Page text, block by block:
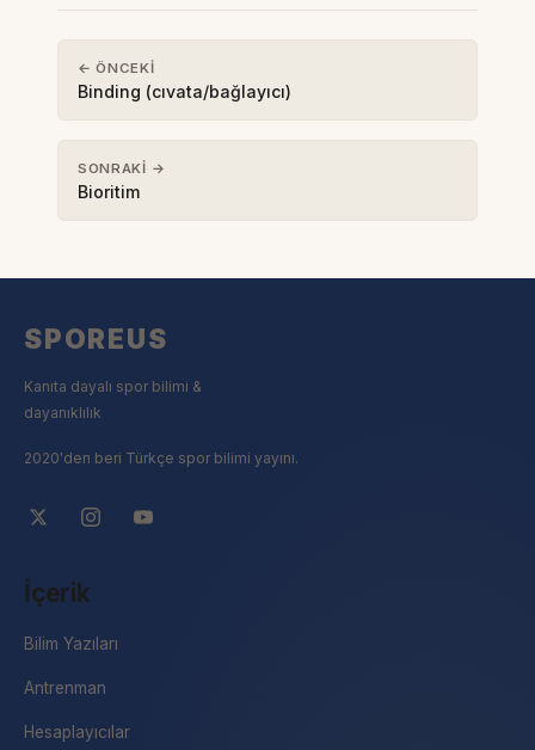
← ÖNCEKI
Binding (cıvata/bağlayıcı)
SONRAKI →
Bioritim
SPOREUS
Kanıta dayalı spor bilimi &
dayanıklılık
2020'den beri Türkçe spor bilimi yayını.
İçerik
Bilim Yazıları
Antrenman
Hesaplayıcılar